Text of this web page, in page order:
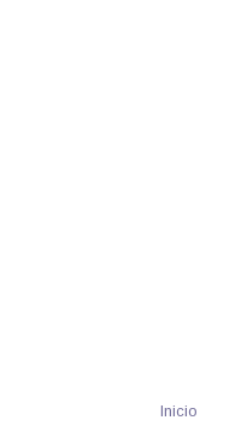
Inicio